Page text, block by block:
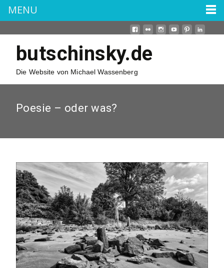
butschinsky.de
Die Website von Michael Wassenberg
Poesie – oder was?
MENU